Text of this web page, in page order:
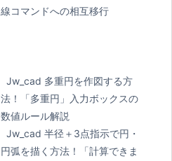
線コマンドへの相互移行
Jw_cad 多重円を作図する方
法！「多重円」入力ボックスの
数値ルール解説
Jw_cad 半径＋3点指示で円・
円弧を描く方法！「計算できま